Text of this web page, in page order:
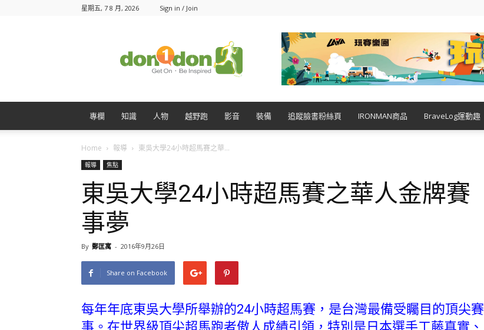
星期五, 7 8 月, 2026 Sign in / Join
專欄 知識 人物 越野跑 影音 裝備 追蹤臉書粉絲頁 IRONMAN商品 BraveLog運動趣
Home 報導 東吳大學24小時超馬賽之華...
報導 焦點
東吳大學24小時超馬賽之華人金牌賽
事夢
By 鄭匡寓 - 2016年9月26日
Share on Facebook
每年年底東吳大學所舉辦的24小時超馬賽，是台灣最備受矚目的頂尖賽
事。在世界級頂尖超馬跑者傲人成績引領，特別是日本選手工藤真實、